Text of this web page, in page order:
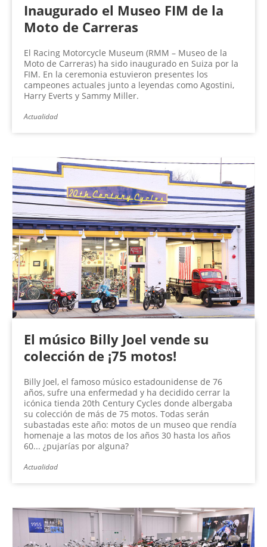
Inaugurado el Museo FIM de la
Moto de Carreras
El Racing Motorcycle Museum (RMM – Museo de la
Moto de Carreras) ha sido inaugurado en Suiza por la
FIM. En la ceremonia estuvieron presentes los
campeones actuales junto a leyendas como Agostini,
Harry Everts y Sammy Miller.
Actualidad
El músico Billy Joel vende su
colección de ¡75 motos!
Billy Joel, el famoso músico estadounidense de 76
años, sufre una enfermedad y ha decidido cerrar la
icónica tienda 20th Century Cycles donde albergaba
su colección de más de 75 motos. Todas serán
subastadas este año: motos de un museo que rendía
homenaje a las motos de los años 30 hasta los años
60... ¿pujarías por alguna?
Actualidad